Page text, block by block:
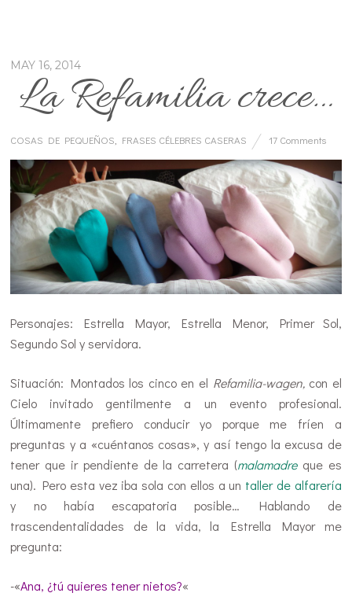
MAY 16, 2014
La Refamilia crece…
COSAS DE PEQUEÑOS FRASES CÉLEBRES CASERAS 17 Comments
Personajes: Estrella Mayor, Estrella Menor, Primer Sol,
Segundo Sol y servidora.
Situación: Montados los cinco en el Refamilia-wagen,con el
Cielo invitado gentilmente a un evento profesional.
Últimamente prefiero conducir yo porque me fríen a
preguntas y a «cuéntanos cosas», y así tengo la excusa de
tener que ir pendiente de la carretera (malamadreque es
una). Pero esta vez iba sola con ellos a un taller de alfarería
y no había escapatoria posible… Hablando de
trascendentalidades de la vida, la Estrella Mayor me
pregunta:
-«Ana, ¿tú quieres tener nietos?«